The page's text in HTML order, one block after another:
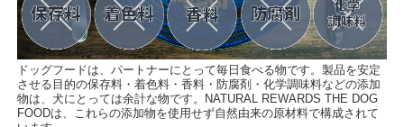
ドッグフードは、パートナーにとって毎日食べる物です。製品を安定
させる目的の保存料・着色料・香料・防腐剤・化学調味料などの添加
物は、犬にとっては余計な物です。NATURAL REWARDS THE DOG
FOODは、これらの添加物を使用せず自然由来の原材料で構成されて